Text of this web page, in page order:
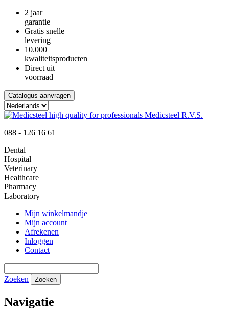
2 jaar
garantie
Gratis snelle
levering
10.000
kwaliteitsproducten
Direct uit
voorraad
Catalogus aanvragen
088 - 126 16 61
Dental
Hospital
Veterinary
Healthcare
Pharmacy
Laboratory
Mijn winkelmandje
Mijn account
Afrekenen
Inloggen
Contact
Zoeken Zoeken
Navigatie